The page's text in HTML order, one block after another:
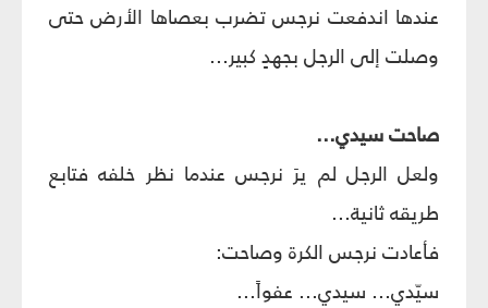
عندها اندفعت نرجس تضرب بعصاها الأرض حتى
وصلت إلى الرجل بجهدٍ كبير...
صاحت سيدي...
ولعل الرجل لم يرَ نرجس عندما نظر خلفه فتابع
طريقه ثانية...
فأعادت نرجس الكرة وصاحت:
سيّدي... سيدي... عفواً...